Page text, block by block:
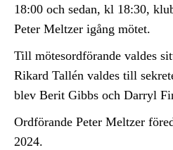
18:00 och sedan, kl 18:30,
Peter Meltzer igång mötet.
Till mötesordförande valdes
Rikard Tallén valdes till
blev Berit Gibbs och Darryl
Ordförande Peter Meltzer
2024.